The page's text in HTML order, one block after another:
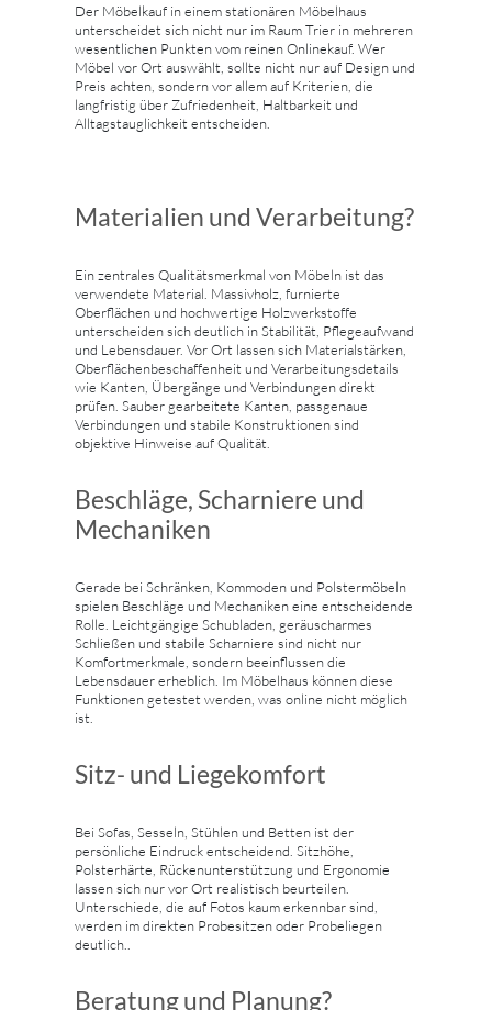
Der Möbelkauf in einem stationären Möbelhaus
unterscheidet sich nicht nur im Raum Trier in mehreren
wesentlichen Punkten vom reinen Onlinekauf. Wer
Möbel vor Ort auswählt, sollte nicht nur auf Design und
Preis achten, sondern vor allem auf Kriterien, die
langfristig über Zufriedenheit, Haltbarkeit und
Alltagstauglichkeit entscheiden.
Materialien und Verarbeitung?
Ein zentrales Qualitätsmerkmal von Möbeln ist das
verwendete Material. Massivholz, furnierte
Oberflächen und hochwertige Holzwerkstoffe
unterscheiden sich deutlich in Stabilität, Pflegeaufwand
und Lebensdauer. Vor Ort lassen sich Materialstärken,
Oberflächenbeschaffenheit und Verarbeitungsdetails
wie Kanten, Übergänge und Verbindungen direkt
prüfen. Sauber gearbeitete Kanten, passgenaue
Verbindungen und stabile Konstruktionen sind
objektive Hinweise auf Qualität.
Beschläge, Scharniere und
Mechaniken
Gerade bei Schränken, Kommoden und Polstermöbeln
spielen Beschläge und Mechaniken eine entscheidende
Rolle. Leichtgängige Schubladen, geräuscharmes
Schließen und stabile Scharniere sind nicht nur
Komfortmerkmale, sondern beeinflussen die
Lebensdauer erheblich. Im Möbelhaus können diese
Funktionen getestet werden, was online nicht möglich
ist.
Sitz- und Liegekomfort
Bei Sofas, Sesseln, Stühlen und Betten ist der
persönliche Eindruck entscheidend. Sitzhöhe,
Polsterhärte, Rückenunterstützung und Ergonomie
lassen sich nur vor Ort realistisch beurteilen.
Unterschiede, die auf Fotos kaum erkennbar sind,
werden im direkten Probesitzen oder Probeliegen
deutlich..
Beratung und Planung?